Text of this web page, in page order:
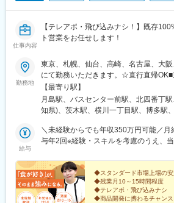
仕事内容
【テレアポ・飛び込みナシ！】既存
ト営業をお任せします！
勤務地
東京、札幌、仙台、高崎、名古屋、大
にて勤務いただきます。☆直行直帰
徒歩約3分■札幌支店「バスセンター前
店「北四番丁駅」より徒歩約6分■高崎
7分■名古屋支店「伏見駅」より徒歩約6
駅」より車で約4分※希望を考慮して配
煙対策あり
【最寄り駅】
月島駅、バスセンター前駅、北四番丁
知県)、茨木駅、横川一丁目駅、博多駅
(広島県)
給与
＼未経験からでも年収350万円可能／
与年2回※経験・スキルを考慮のうえ、
◆スタンダード市場上場の
◆残業月10～15時間程度
◆テレアポ・飛び込みナシ
◆商品開発に携わるチャン